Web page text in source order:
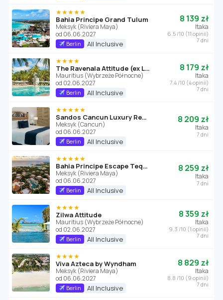
★★★★★
Bahia Principe Grand Tulum
Meksyk (Riviera Maya)
od 06.06.2027
Berlin All Inclusive
8 139 zł
Itaka
6.5 /10 (11 opinii)
7 dni
★★★★
The Ravenala Attitude (ex La Plantation)
Mauritius (Wybrzeże Północne)
od 02.06.2027
Berlin All Inclusive
8 179 zł
Itaka
7.4 /10 (4 opinii)
7 dni
★★★★★
Sandos Cancun Luxury Resort
Meksyk (Cancun)
od 06.06.2027
Berlin All Inclusive
8 209 zł
Itaka
7 dni
★★★★★
Bahia Principe Escape Tequila
Meksyk (Riviera Maya)
od 06.06.2027
Berlin All Inclusive
8 259 zł
Itaka
7 dni
★★★★
Zilwa Attitude
Mauritius (Wybrzeże Północne)
od 02.06.2027
Berlin All Inclusive
8 359 zł
Itaka
9.3 /10 (1 opinii)
7 dni
★★★★
Viva Azteca by Wyndham
Meksyk (Riviera Maya)
od 06.06.2027
Berlin All Inclusive
8 829 zł
Itaka
8.8 /10 (9 opinii)
7 dni